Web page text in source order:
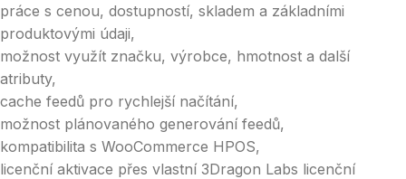
práce s cenou, dostupností, skladem a základními
produktovými údaji,
možnost využít značku, výrobce, hmotnost a další
atributy,
cache feedů pro rychlejší načítání,
možnost plánovaného generování feedů,
kompatibilita s WooCommerce HPOS,
licenční aktivace přes vlastní 3Dragon Labs licenční